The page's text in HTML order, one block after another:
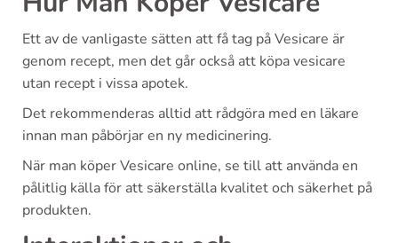
Ett av de vanligaste sätten att få tag på Vesicare är
genom recept, men det går också att köpa vesicare
utan recept i vissa apotek.
Det rekommenderas alltid att rådgöra med en läkare
innan man påbörjar en ny medicinering.
När man köper Vesicare online, se till att använda en
pålitlig källa för att säkerställa kvalitet och säkerhet på
produkten.